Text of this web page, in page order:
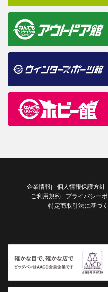
企業情報| 個人情報保護方針
ご利用規約 プライバシー
特定商取引法に基づ